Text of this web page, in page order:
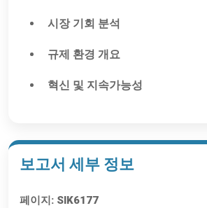
시장 기회 분석
규제 환경 개요
혁신 및 지속가능성
보고서 세부 정보
페이지: SIK6177